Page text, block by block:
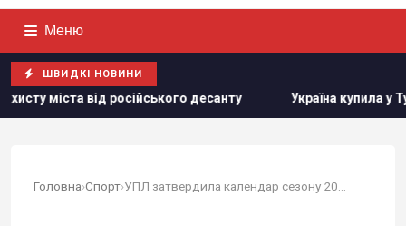
Меню
ШВИДКІ НОВИНИ
десанту Україна купила у Туреччини партію
Головна›Спорт›